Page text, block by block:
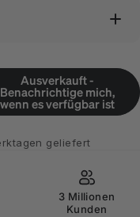
Ausverkauft -
Benachrichtige mich,
wenn es verfügbar ist
geliefert
3 Millionen
Kunden